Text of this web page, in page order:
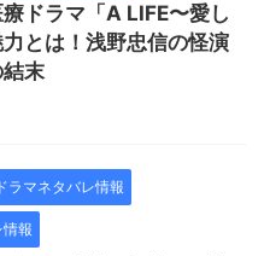
ドラマ「A LIFE〜愛し
とは！浅野忠信の怪演
末
ドラマネタバレ情報
報